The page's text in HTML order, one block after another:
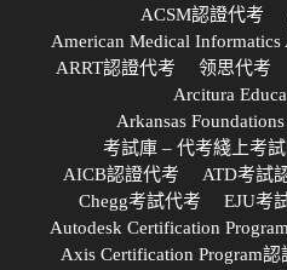
ACSM認證代考
American Medical
ARRT認證代考
领思代考
Arcitura
Arkansas
考試庫 – 代考綫上考
AICB認證代考
ATD考試
Chegg考試代考
EJU考
Autodesk Certification
Axis Certification Program認